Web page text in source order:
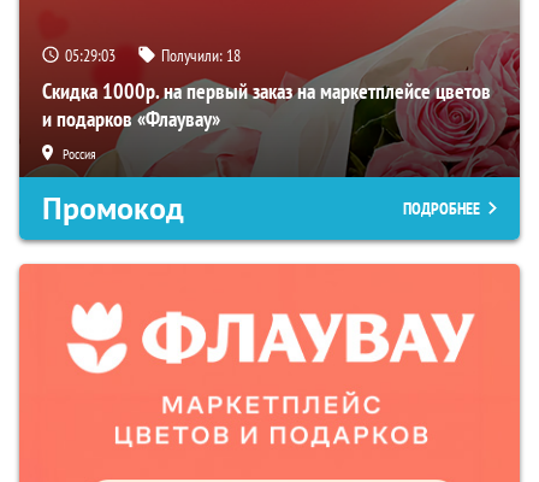
05:29:02 Получили: 18
Скидка 1000р. на первый заказ на маркетплейсе цветов
и подарков «Флаувау»
Россия
Промокод ПОДРОБНЕЕ